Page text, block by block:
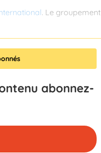
. Le groupement
abonnez-